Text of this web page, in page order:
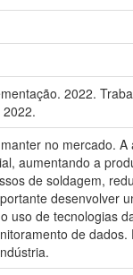
2022.
no mercado.
aumentando a
de soldagem,
desenvolver
uso de tecnologias
de